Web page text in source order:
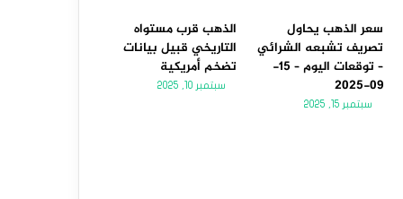
سعر الذهب يحاول
تصريف تشبعه الشرائي
– توقعات اليوم – 15-
09-2025
سبتمبر 15, 2025
الذهب قرب مستواه
التاريخي قبيل بيانات
تضخم أمريكية
سبتمبر 10, 2025